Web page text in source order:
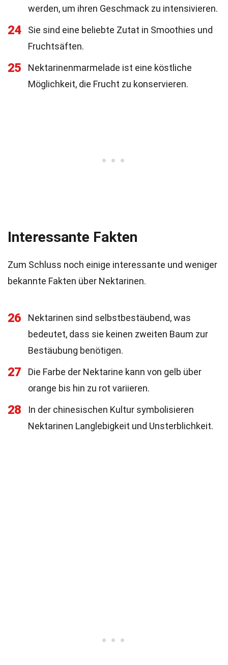
werden, um ihren Geschmack zu intensivieren.
24
Sie sind eine beliebte Zutat in Smoothies und
Fruchtsäften.
25
Nektarinenmarmelade ist eine köstliche
Möglichkeit, die Frucht zu konservieren.
Interessante Fakten
Zum Schluss noch einige interessante und weniger
bekannte Fakten über Nektarinen.
26
Nektarinen sind selbstbestäubend, was
bedeutet, dass sie keinen zweiten Baum zur
Bestäubung benötigen.
27
Die Farbe der Nektarine kann von gelb über
orange bis hin zu rot variieren.
28
In der chinesischen Kultur symbolisieren
Nektarinen Langlebigkeit und Unsterblichkeit.